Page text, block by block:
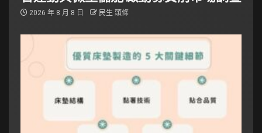
2026 年 8 月 8 日 民生 頭條